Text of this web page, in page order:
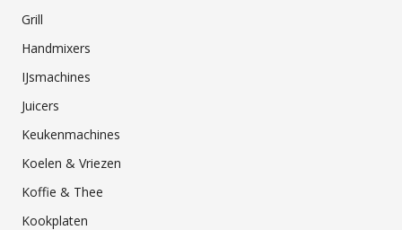
Grill
Handmixers
IJsmachines
Juicers
Keukenmachines
Koelen & Vriezen
Koffie & Thee
Kookplaten